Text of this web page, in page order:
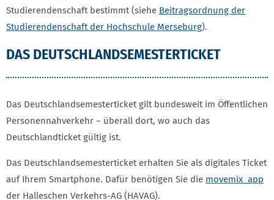
Studierendenschaft bestimmt (siehe Beitragsordnung der
Studierendenschaft der Hochschule Merseburg).
DAS DEUTSCHLANDSEMESTERTICKET
Das Deutschlandsemesterticket gilt bundesweit im Öffentlichen
Personennahverkehr – überall dort, wo auch das
Deutschlandticket gültig ist.
Das Deutschlandsemesterticket erhalten Sie als digitales Ticket
auf Ihrem Smartphone. Dafür benötigen Sie die movemix_app
der Halleschen Verkehrs-AG (HAVAG).